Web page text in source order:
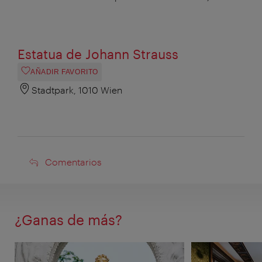
Estatua de Johann Strauss
AÑADIR FAVORITO
Stadtpark, 1010 Wien
Comentarios
Comentarios
¿Ganas de más?